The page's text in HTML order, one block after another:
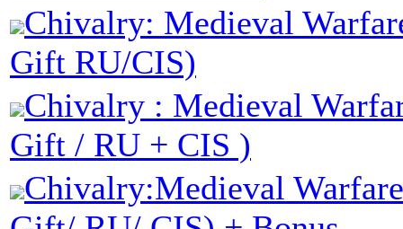
Chivalry: Medieval
Gift RU/CIS)
Chivalry : Medieval
Gift / RU + CIS )
Chivalry:Medieval